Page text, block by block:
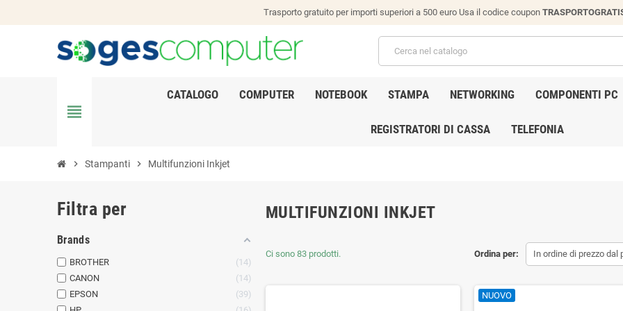
Trasporto gratuito per importi superiori a 500 euro Usa il codice coupon
view_headline
CATALOGO COMPUTER NOTEBOOK STAMPA NETWORKING COMPONENTI PC
REGISTRATORI DI CASSA TELEFONIA
chevron_right Stampanti chevron_right Multifunzioni Inkjet
Filtra per
Brands
BROTHER
14
CANON
14
EPSON
39
MULTIFUNZIONI INKJET
Ordina per: In ordine di prezzo dal
Ci sono 83 prodotti.
NUOVO